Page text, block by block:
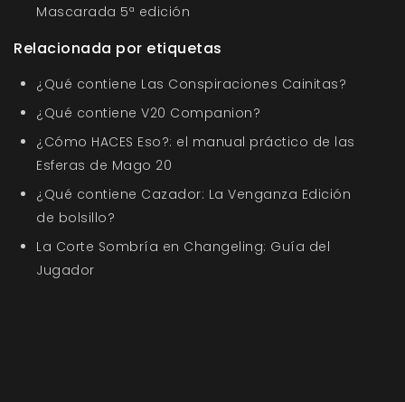
Mascarada 5ª edición
Relacionada por etiquetas
¿Qué contiene Las Conspiraciones Cainitas?
¿Qué contiene V20 Companion?
¿Cómo HACES Eso?: el manual práctico de las
Esferas de Mago 20
¿Qué contiene Cazador: La Venganza Edición
de bolsillo?
La Corte Sombría en Changeling: Guía del
Jugador